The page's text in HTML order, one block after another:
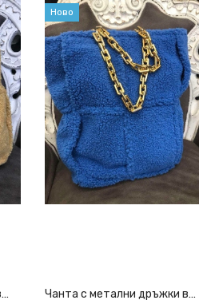
Ново
Чанта с метални дръжки в